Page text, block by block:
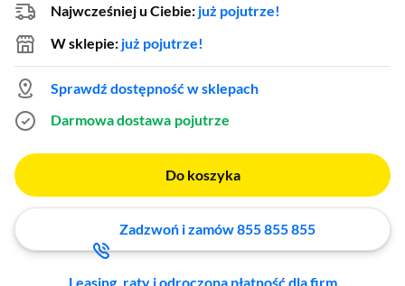
Najwcześniej u Ciebie: już pojutrze!
W sklepie: już pojutrze!
Sprawdź dostępność w sklepach
Darmowa dostawa pojutrze
Do koszyka
Zadzwoń i zamów 855 855 855
Leasing, raty i odroczona płatność dla firm